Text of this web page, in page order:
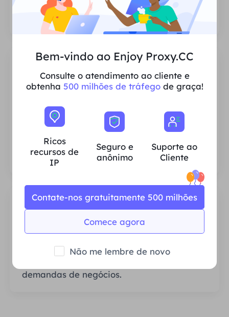
Não há limite para o número de usos ou
frequências de invocação dos proxies.
Ricos recursos de IP residencial
Garantimos que nossos recursos de proxy
IP sejam estáveis ​​e confiáveis ​​e nos
esforçamos constantemente para expandir
o pool de proxy atual para atender às
necessidades de cada cliente.
Estável e Eficiente
demandas de negócios.
Bem-vindo ao Enjoy Proxy.CC
Consulte o atendimento ao cliente e
obtenha 500 milhões de tráfegode graça!
Ricos
recursos de
IP
Seguro e
anônimo
Suporte ao
Cliente
Comece agora
Contate-nos gratuitamente 500 milhões
Não me lembre de novo